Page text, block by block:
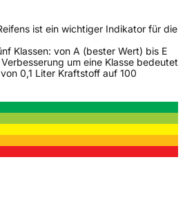
ist ein wichtiger Indikator für die
Klassen: von A (bester Wert) bis E
um eine Klasse bedeutet
0,1 Liter Kraftstoff auf 100